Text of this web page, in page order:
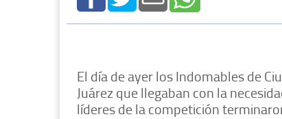
El día de ayer los Indomables de
Juárez que llegaban con la
líderes de la competición